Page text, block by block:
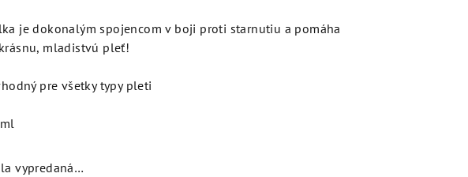
je dokonalým spojencom v boji proti starnutiu a pomáha
mladistvú pleť!
pre všetky typy pleti
vypredaná…